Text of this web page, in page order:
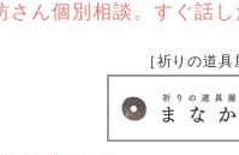
さん個別相談。すぐ話
［祈りの道